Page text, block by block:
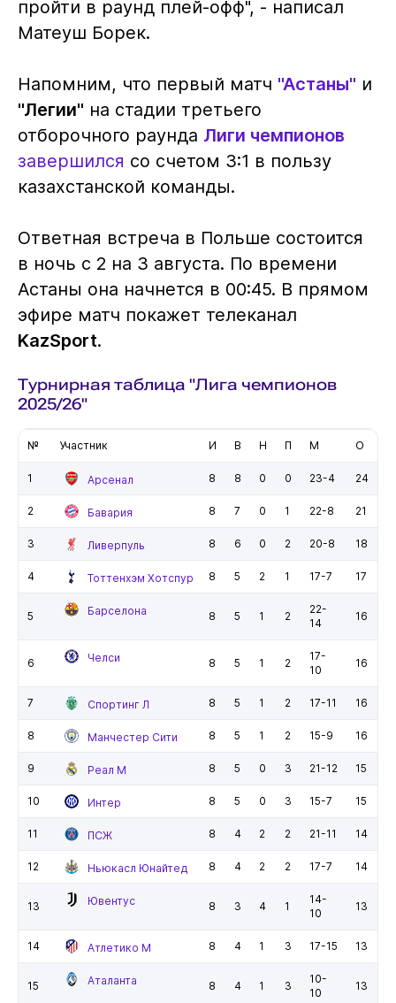
пройти в раунд плей-офф", - написал
Матеуш Борек.
Напомним, что первый матч "Астаны" и
"Легии" на стадии третьего
отборочного раунда Лиги чемпионов
завершился со счетом 3:1 в пользу
казахстанской команды.
Ответная встреча в Польше состоится
в ночь с 2 на 3 августа. По времени
Астаны она начнется в 00:45. В прямом
эфире матч покажет телеканал
KazSport.
Турнирная таблица "Лига чемпионов
2025/26"
№ Участник И В Н П М О
1 Арсенал 8 8 0 0 23-4 24
2 Бавария 8 7 0 1 22-8 21
3 Ливерпуль 8 6 0 2 20-8 18
4 Тоттенхэм Хотспур 8 5 2 1 17-7 17
5 Барселона 8 5 1 2
22-
14
16
6 Челси 8 5 1 2
17-
10
16
7 Спортинг Л 8 5 1 2 17-11 16
8 Манчестер Сити 8 5 1 2 15-9 16
9 Реал М 8 5 0 3 21-12 15
10 Интер 8 5 0 3 15-7 15
11 ПСЖ 8 4 2 2 21-11 14
12 Ньюкасл Юнайтед 8 4 2 2 17-7 14
13 Ювентус 8 3 4 1
14-
10
13
14 Атлетико М 8 4 1 3 17-15 13
15 Аталанта 8 4 1 3
10-
10
13